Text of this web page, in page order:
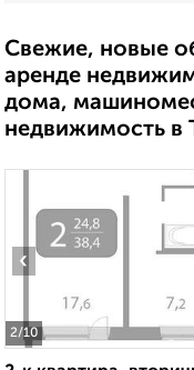
Свежие, новые
аренде
дома,
недвижимость в
2/10
‹